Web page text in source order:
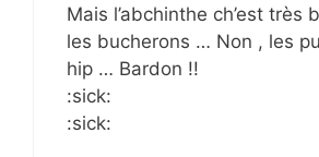
Mais l’abchinthe ch’est très
les bucherons … Non , les
hip … Bardon !!
:sick:
:sick: